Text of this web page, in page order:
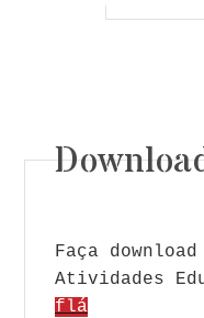
Faça
Atividades
flá